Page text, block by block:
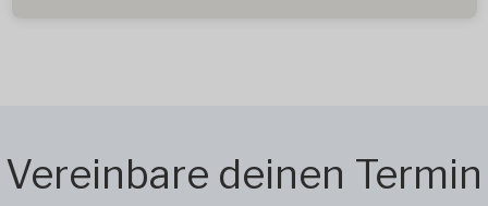
Vereinbare deinen Termin